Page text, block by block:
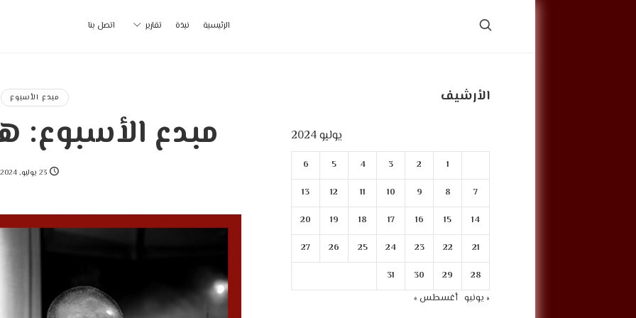
الرئيسية نبذة تقارير اتصل بنا
| مبدع الأسبوع
مبدع الأسبوع:
23 يوليو, 2024
الأرشيف
يوليو 2024
1
2
3
4
5
6
7
8
9
10
11
12
13
14
15
16
17
18
19
20
21
22
23
24
25
26
27
28
29
30
31
« يونيو أغسطس »